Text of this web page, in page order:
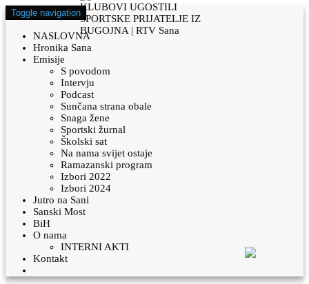
Toggle navigation
NASLOVNA
Hronika Sana
Emisije
S povodom
Intervju
Podcast
Sunčana strana obale
Snaga žene
Sportski žurnal
Školski sat
Na nama svijet ostaje
Ramazanski program
Izbori 2022
Izbori 2024
Jutro na Sani
Sanski Most
BiH
O nama
INTERNI AKTI
Kontakt